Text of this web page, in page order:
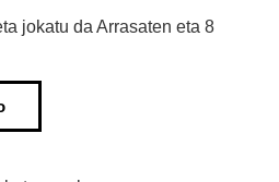
jokatu da Arrasaten eta 8